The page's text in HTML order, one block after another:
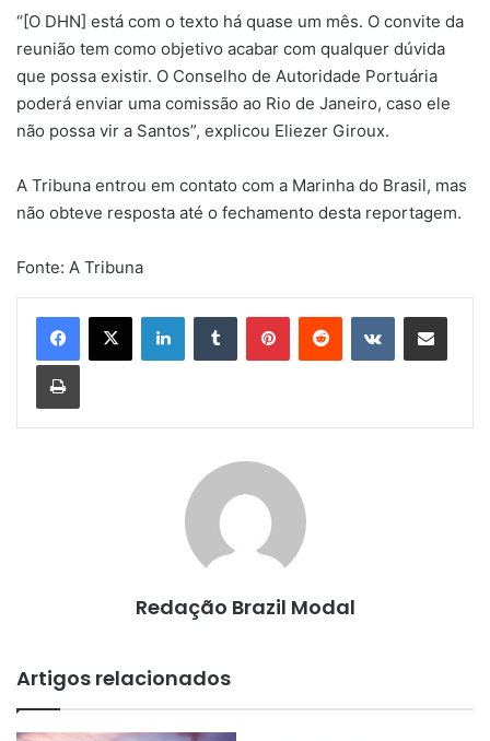
“[O DHN] está com o texto há quase um mês. O convite da
reunião tem como objetivo acabar com qualquer dúvida
que possa existir. O Conselho de Autoridade Portuária
poderá enviar uma comissão ao Rio de Janeiro, caso ele
não possa vir a Santos”, explicou Eliezer Giroux.
A Tribuna entrou em contato com a Marinha do Brasil, mas
não obteve resposta até o fechamento desta reportagem.
Fonte: A Tribuna
LinkedinTumblr PinterestReddit VK Compartilhar via e-mail
Imprimir
Redação Brazil Modal
Artigos relacionados